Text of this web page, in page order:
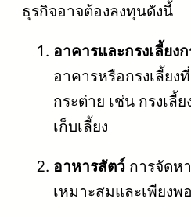
ธุรกิจอาจต้องลงทุนดังนี้
อาคารและกรงเลี้ยง
อาคารหรือกรงเลี้ยง
กระต่าย เช่น กรงเลี้
เก็บเลี้ยง
อาหารสัตว์ การจัดห
เหมาะสมและเพียงพ